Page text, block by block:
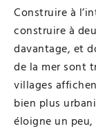
Construire à
construire à
davantage, et
de la mer sont
villages
bien plus
éloigne un